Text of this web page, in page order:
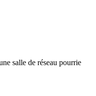
salle de réseau pourrie